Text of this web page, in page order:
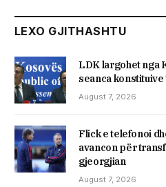
LEXO GJITHASHTU
LDK largohet nga
seanca
August 7, 2026
Flick e telefonoi
avancon për
gjeorgjian
August 7, 2026